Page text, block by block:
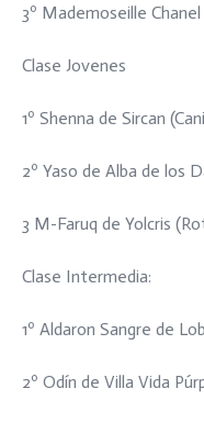
3º Mademoseille
Clase Jovenes
1º Shenna de Sircan
2º Yaso de Alba de los
3 M-Faruq de Yolcris
Clase Intermedia:
1º Aldaron Sangre de
2º Odín de Villa Vida